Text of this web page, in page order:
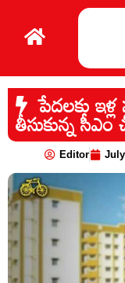
పేదలకు
తీసుకున్న
Editor